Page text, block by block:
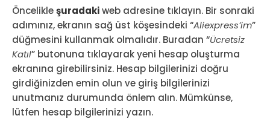
Öncelikleşuradakiweb adresine tıklayın. Bir sonraki
adımınız, ekranın sağ üst köşesindeki “Aliexpress’im”
düğmesini kullanmak olmalıdır. Buradan “Ücretsiz
Katıl” butonuna tıklayarak yeni hesap oluşturma
ekranına girebilirsiniz. Hesap bilgilerinizi doğru
girdiğinizden emin olun ve giriş bilgilerinizi
unutmanız durumunda önlem alın. Mümkünse,
lütfen hesap bilgilerinizi yazın.